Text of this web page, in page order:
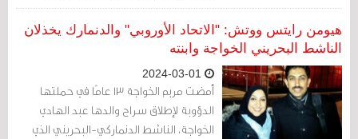
السّياسيين.
هيومن رايتس ووتش: "الاتحاد الأوروبي" والدنمارك يخذلان
الناشط البحريني الخواجة وابنته
أمضت مريم الخواجة 13 عامًا في حملتها
الدؤوبة لإطلاق سراح والدها عبد الهادي
الخواجة، الناشط الدنماركي-البحريني الذي